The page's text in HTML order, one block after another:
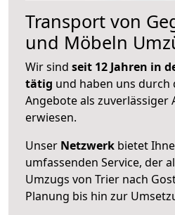
Transport von
und Möbeln
Wir sind seit 12 Jahren in
tätig und haben uns durch
Angebote als zuverlässiger
erwiesen.
Unser Netzwerk bietet
umfassenden Service, der
Umzugs von Trier nach
Planung bis hin zur